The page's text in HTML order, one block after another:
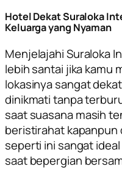
Hotel Dekat Suraloka
Keluarga yang Nyaman
Menjelajahi Suraloka
lebih santai jika kamu
lokasinya sangat
dinikmati tanpa
saat suasana masih
beristirahat kapanpun
seperti ini sangat
saat bepergian